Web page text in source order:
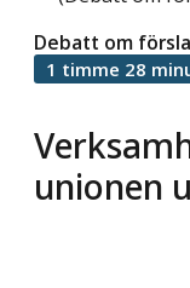
unionen
Debatt om
1 timme 28